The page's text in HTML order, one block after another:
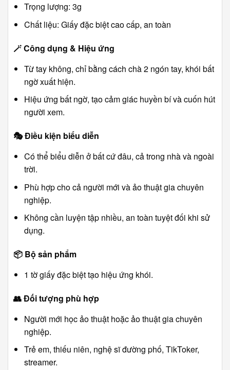
Trọng lượng: 3g
Chất liệu: Giấy đặc biệt cao cấp, an toàn
🪄Công dụng & Hiệu ứng
Từ tay không, chỉ bằng cách chà 2 ngón tay, khói bất
ngờ xuất hiện.
Hiệu ứng bất ngờ, tạo cảm giác huyền bí và cuốn hút
người xem.
🎭Điều kiện biểu diễn
Có thể biểu diễn ở bất cứ đâu, cả trong nhà và ngoài
trời.
Phù hợp cho cả người mới và ảo thuật gia chuyên
nghiệp.
Không cần luyện tập nhiều, an toàn tuyệt đối khi sử
dụng.
📦 Bộ sản phẩm
1 tờ giấy đặc biệt tạo hiệu ứng khói.
👥Đối tượng phù hợp
Người mới học ảo thuật hoặc ảo thuật gia chuyên
nghiệp.
Trẻ em, thiếu niên, nghệ sĩ đường phố, TikToker,
streamer.